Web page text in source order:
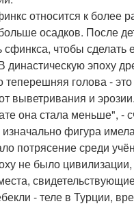
относится к более
осадков. После
сфинкса, чтобы
династическую эпоху
голова -
выветривания и
она стала меньше", -
фигура
потрясение среди
не было
- теле в Турции,